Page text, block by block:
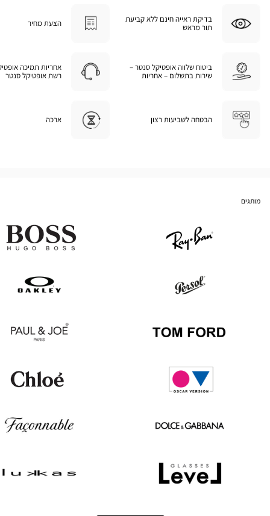
בדיקת ראייה חינם ללא קביעת
תור מראש
הצעת מחיר
ביטוח שלווה אופטיקל סנטר –
שירות בתשלום – אחריות
אחריות תמיכה
רשת אופטיקל סנטר
הבטחה לשביעות רצון ארכה
מותגים